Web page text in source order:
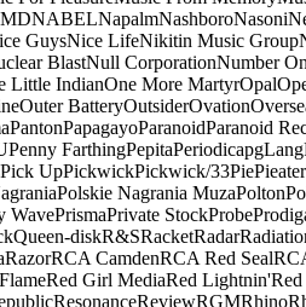
NABELNapalmNashboroNasoni
GuysNice LifeNikitin Music Group
BlastNull CorporationNumber
Little IndianOne More MartyrOpal
Outer BatteryOutsiderOvation
PantonPapagayoParanoidParanoid
Penny FarthingPepitaPeriodicapgLang
Pick UpPickwickPickwick/33PiePieater
Polskie Nagrania MuzaPolton
WavePrismaPrivate StockProbe
Queen-diskR&SRacketRadar
RazorRCA CamdenRCA Red Seal
Red Girl MediaRed Lightnin'
ResonanceReviewRGMRhino